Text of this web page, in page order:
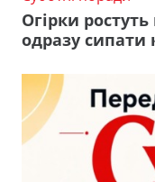
Огірки
одразу сипати